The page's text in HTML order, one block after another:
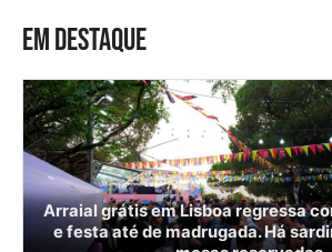
EM DESTAQUE
Arraial grátis em Lisboa regressa
e festa até de madrugada. Há